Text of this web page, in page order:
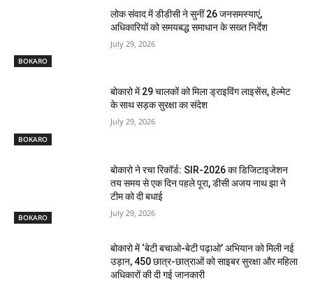
BOKARO
लोक संवाद में डीडीसी ने सुनीं 26 जनसमस्याएं,
अधिकारियों को समयबद्ध समाधान के सख्त निर्देश
July 29, 2026
BOKARO
बोकारो में 29 चालकों को मिला ड्राइविंग लाइसेंस, हेल्मेट
के साथ सड़क सुरक्षा का संदेश
July 29, 2026
BOKARO
बोकारो ने रचा रिकॉर्ड: SIR-2026 का डिजिटाइजेशन
तय समय से एक दिन पहले पूरा, डीसी अजय नाथ झा ने
टीम को दी बधाई
July 29, 2026
बोकारो में ‘बेटी बचाओ-बेटी पढ़ाओ’ अभियान को मिली नई
उड़ान, 450 छात्र-छात्राओं को साइबर सुरक्षा और महिला
अधिकारों की दी गई जानकारी